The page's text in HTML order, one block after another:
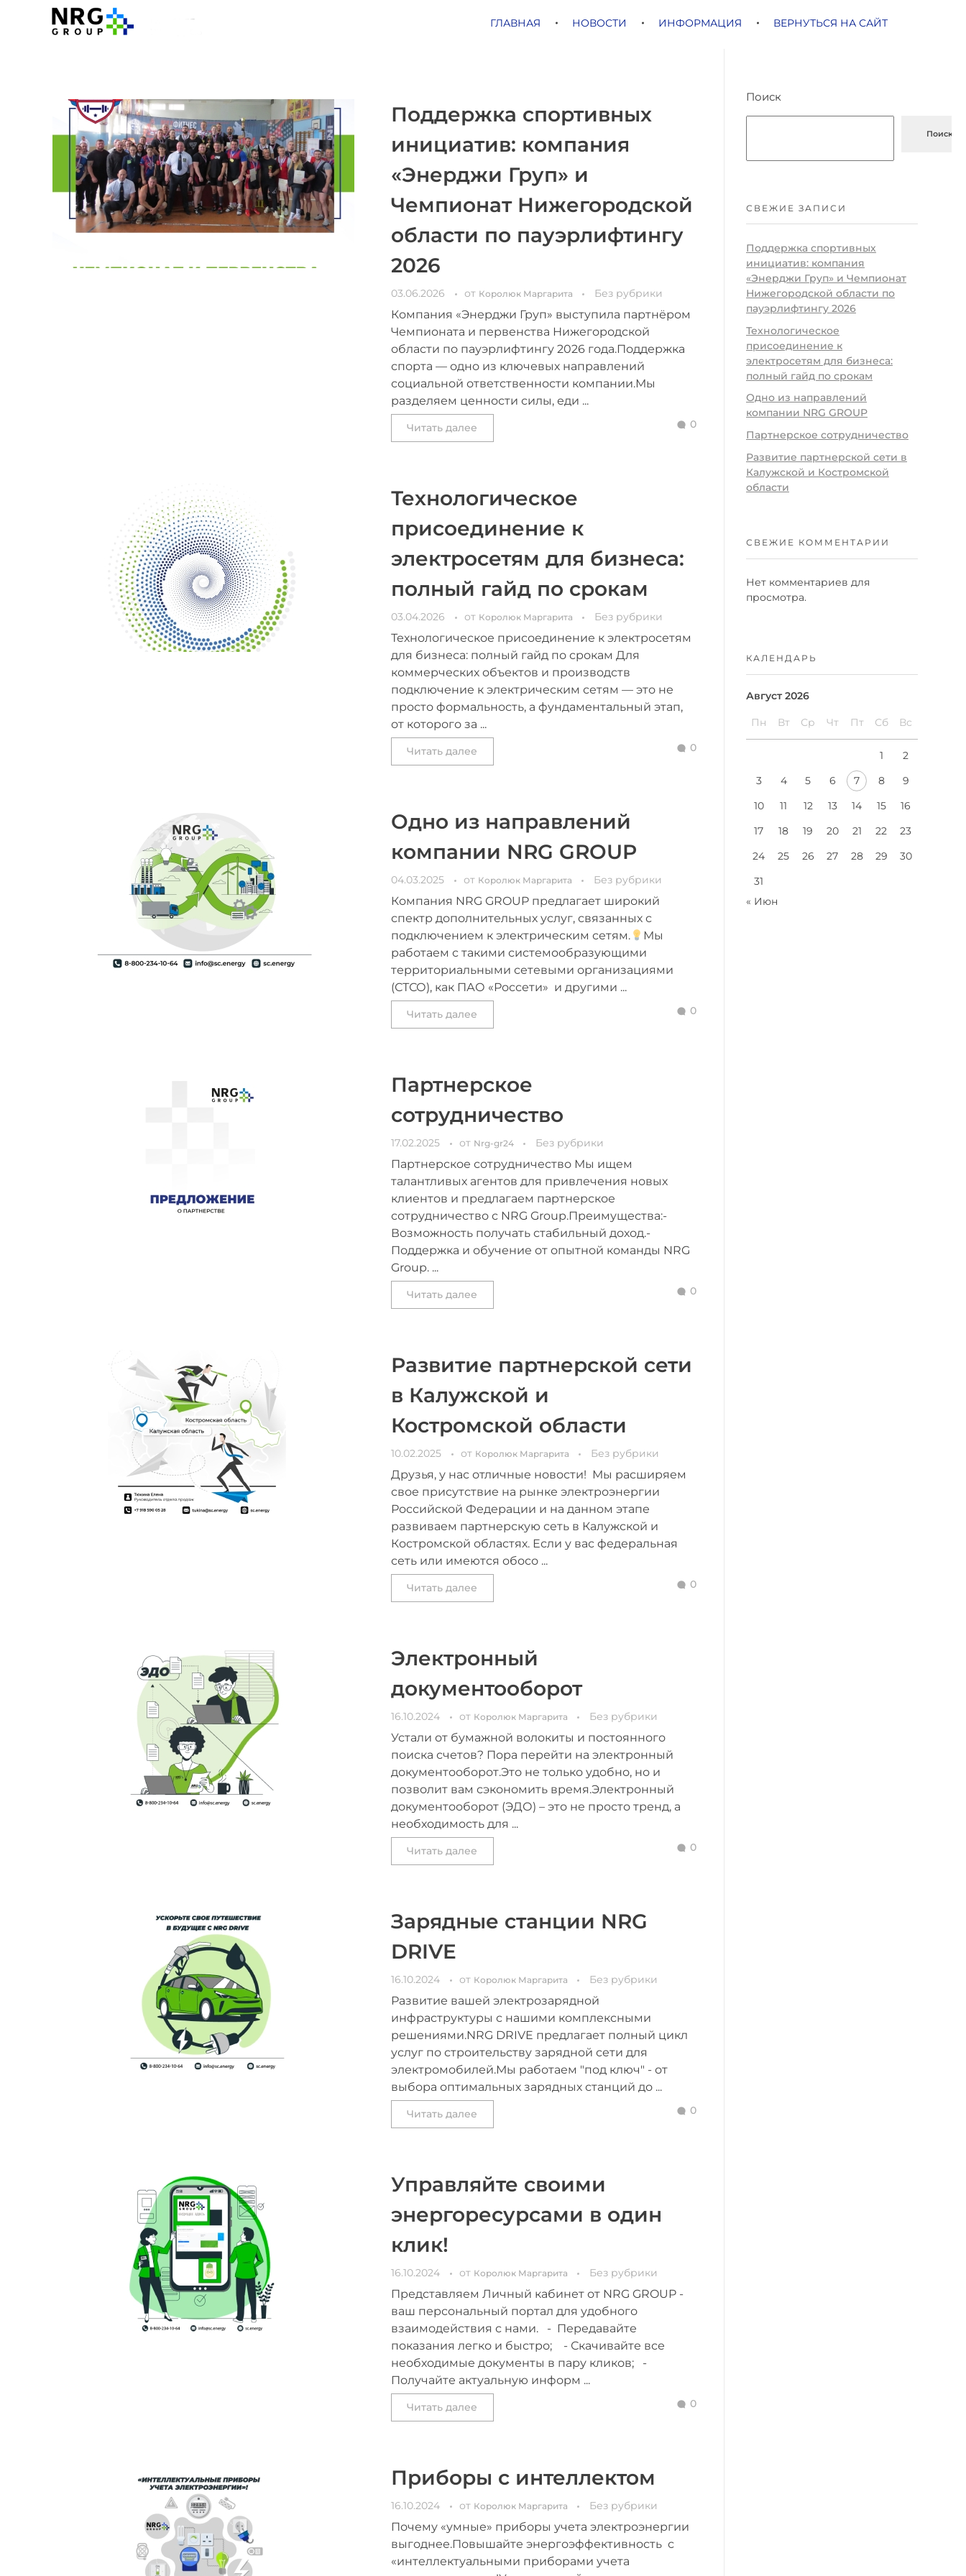
ГЛАВНАЯ НОВОСТИ ИНФОРМАЦИЯ ВЕРНУТЬСЯ НА САЙТ
Поддержка спортивных
инициатив: компания
«Энерджи Груп» и
Чемпионат Нижегородской
области по пауэрлифтингу
2026
03.06.2026 от Королюк Маргарита Без рубрики
Компания «Энерджи Груп» выступила партнёром
Чемпионата и первенства Нижегородской
области по пауэрлифтингу 2026 года.Поддержка
спорта — одно из ключевых направлений
социальной ответственности компании.Мы
разделяем ценности силы, еди ...
Читать далее 0
Технологическое
присоединение к
электросетям для бизнеса:
полный гайд по срокам
03.04.2026 от Королюк Маргарита Без рубрики
Технологическое присоединение к электросетям
для бизнеса: полный гайд по срокам Для
коммерческих объектов и производств
подключение к электрическим сетям — это не
просто формальность, а фундаментальный этап,
от которого за ...
Читать далее 0
Одно из направлений
компании NRG GROUP
04.03.2025 от Королюк Маргарита Без рубрики
Компания NRG GROUP предлагает широкий
спектр дополнительных услуг, связанных с
подключением к электрическим сетям.
Мы
работаем с такими системообразующими
территориальными сетевыми организациями
(СТСО), как ПАО «Россети» и другими ...
Читать далее 0
Партнерское
сотрудничество
17.02.2025 от Nrg-gr24 Без рубрики
Партнерское сотрудничество Мы ищем
талантливых агентов для привлечения новых
клиентов и предлагаем партнерское
сотрудничество с NRG Group.Преимущества:-
Возможность получать стабильный доход.-
Поддержка и обучение от опытной команды NRG
Group. ...
Читать далее 0
Развитие партнерской сети
в Калужской и
Костромской области
10.02.2025 от Королюк Маргарита Без рубрики
Друзья, у нас отличные новости! Мы расширяем
свое присутствие на рынке электроэнергии
Российской Федерации и на данном этапе
развиваем партнерскую сеть в Калужской и
Костромской областях. Если у вас федеральная
сеть или имеются обосо ...
Читать далее 0
Электронный
документооборот
16.10.2024 от Королюк Маргарита Без рубрики
Устали от бумажной волокиты и постоянного
поиска счетов? Пора перейти на электронный
документооборот.Это не только удобно, но и
позволит вам сэкономить время.Электронный
документооборот (ЭДО) – это не просто тренд, а
необходимость для ...
Читать далее 0
Зарядные станции NRG
DRIVE
16.10.2024 от Королюк Маргарита Без рубрики
Развитие вашей электрозарядной
инфраструктуры с нашими комплексными
решениями.NRG DRIVE предлагает полный цикл
услуг по строительству зарядной сети для
электромобилей.Мы работаем "под ключ" - от
выбора оптимальных зарядных станций до ...
Читать далее 0
Управляйте своими
энергоресурсами в один
клик!
16.10.2024 от Королюк Маргарита Без рубрики
Представляем Личный кабинет от NRG GROUP -
ваш персональный портал для удобного
взаимодействия с нами. - Передавайте
показания легко и быстро; - Скачивайте все
необходимые документы в пару кликов; -
Получайте актуальную информ ...
Читать далее 0
Приборы с интеллектом
16.10.2024 от Королюк Маргарита Без рубрики
Почему «умные» приборы учета электроэнергии
выгоднее.Повышайте энергоэффективность с
«интеллектуальными приборами учета
Поиск
Поиск
СВЕЖИЕ ЗАПИСИ
Поддержка спортивных
инициатив: компания
«Энерджи Груп» и Чемпионат
Нижегородской области по
пауэрлифтингу 2026
Технологическое
присоединение к
электросетям для бизнеса:
полный гайд по срокам
Одно из направлений
компании NRG GROUP
Партнерское сотрудничество
Развитие партнерской сети в
Калужской и Костромской
области
СВЕЖИЕ КОММЕНТАРИИ
Нет комментариев для
просмотра.
КАЛЕНДАРЬ
Август 2026
Пн Вт Ср Чт Пт Сб Вс
1
2
3
4 5 6 7 8
9
10
11 12 13 14 15
16
17
18 19 20 21 22
23
24
25 26 27 28 29
30
31
« Июн